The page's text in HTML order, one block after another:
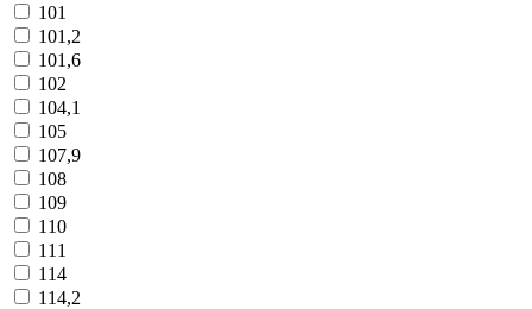
101
101,2
101,6
102
104,1
105
107,9
108
109
110
111
114
114,2